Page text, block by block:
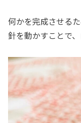
何かを完成させるた
針を動かすことで